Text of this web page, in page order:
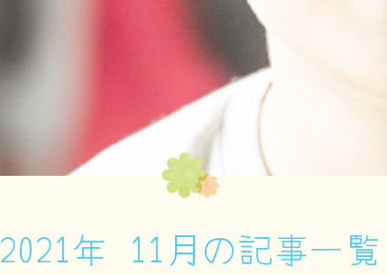
2021年 11月の記事一覧